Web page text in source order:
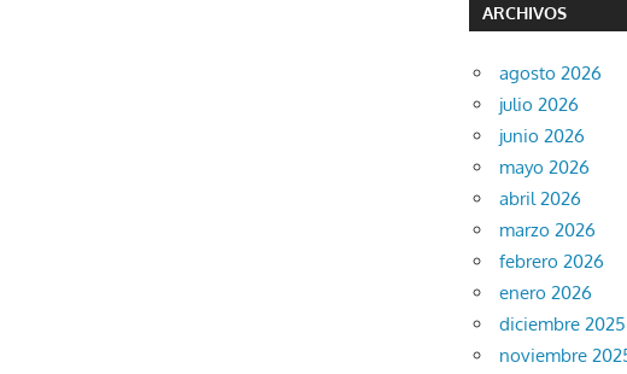
ARCHIVOS
agosto 2026
julio 2026
junio 2026
mayo 2026
abril 2026
marzo 2026
febrero 2026
enero 2026
diciembre 2025
noviembre